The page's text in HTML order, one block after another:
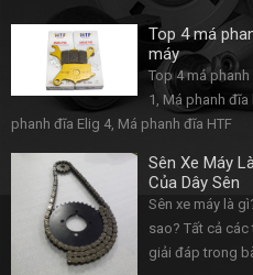
Top 4 má
máy
Top 4 má
1, Má phanh
phanh đĩa Elig 4, Má phanh đĩa HTF
Sên Xe Máy
Của Dây Sên
Sên xe máy là
sao? Tất cả
giải đáp trong